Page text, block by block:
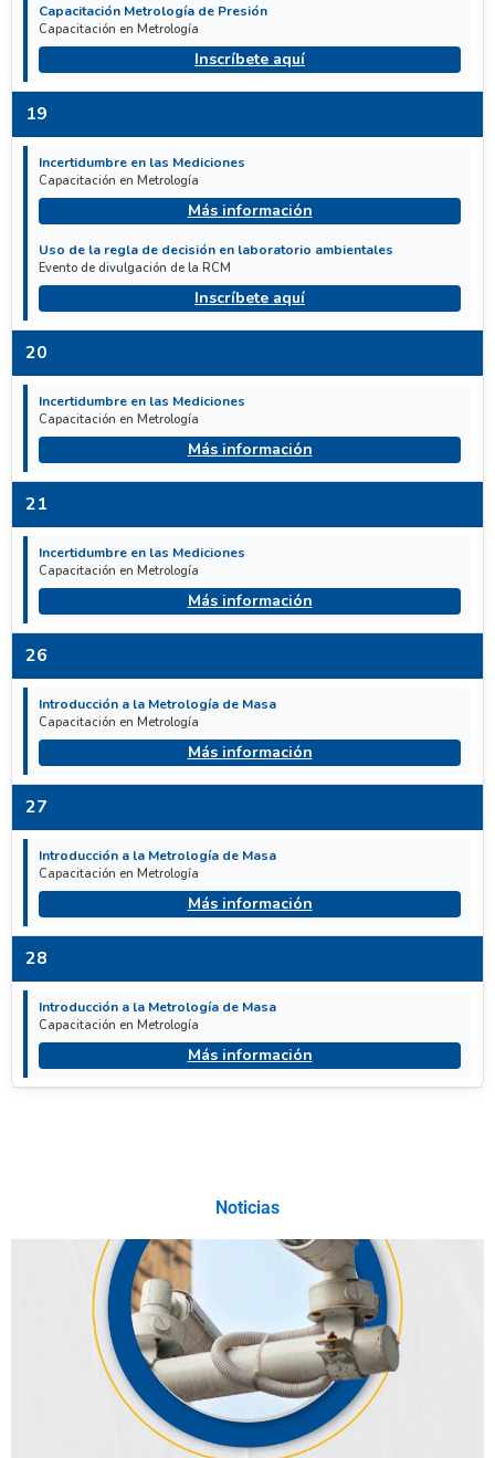
Capacitación Metrología de Presión
Capacitación en Metrología
Inscríbete aquí
19
Incertidumbre en las Mediciones
Capacitación en Metrología
Más información
Uso de la regla de decisión en laboratorio ambientales
Evento de divulgación de la RCM
Inscríbete aquí
20
Incertidumbre en las Mediciones
Capacitación en Metrología
Más información
21
Incertidumbre en las Mediciones
Capacitación en Metrología
Más información
26
Introducción a la Metrología de Masa
Capacitación en Metrología
Más información
27
Introducción a la Metrología de Masa
Capacitación en Metrología
Más información
28
Introducción a la Metrología de Masa
Capacitación en Metrología
Más información
Noticias